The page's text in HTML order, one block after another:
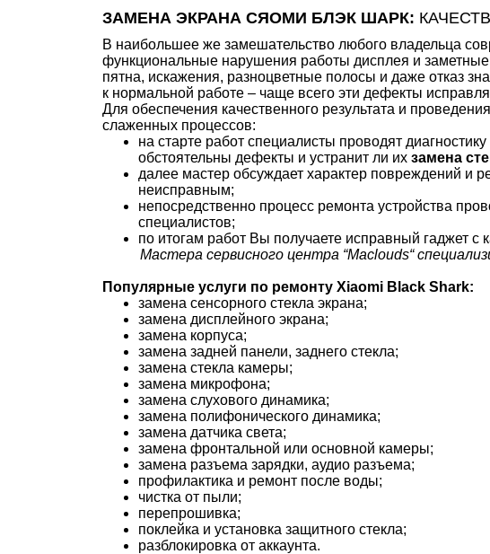
ЗАМЕНА ЭКРАНА СЯОМИ БЛЭК ШАРК:
В наибольшее же замешательство любого владельца
функциональные нарушения работы дисплея и
пятна, искажения, разноцветные полосы и даже отказ
к нормальной работе – чаще всего эти дефекты
Для обеспечения качественного результата и
слаженных процессов:
на старте работ специалисты проводят
обстоятельны дефекты и устранит ли их замена
далее мастер обсуждает характер повреждений
неисправным;
непосредственно процесс ремонта устройства
специалистов;
по итогам работ Вы получаете исправный гаджет
Мастера сервисного центра “Maclouds“
Популярные услуги по ремонту Xiaomi Black Shark:
замена сенсорного стекла экрана;
замена дисплейного экрана;
замена корпуса;
замена задней панели, заднего стекла;
замена стекла камеры;
замена микрофона;
замена слухового динамика;
замена полифонического динамика;
замена датчика света;
замена фронтальной или основной камеры;
замена разъема зарядки, аудио разъема;
профилактика и ремонт после воды;
чистка от пыли;
перепрошивка;
поклейка и установка защитного стекла;
разблокировка от аккаунта.